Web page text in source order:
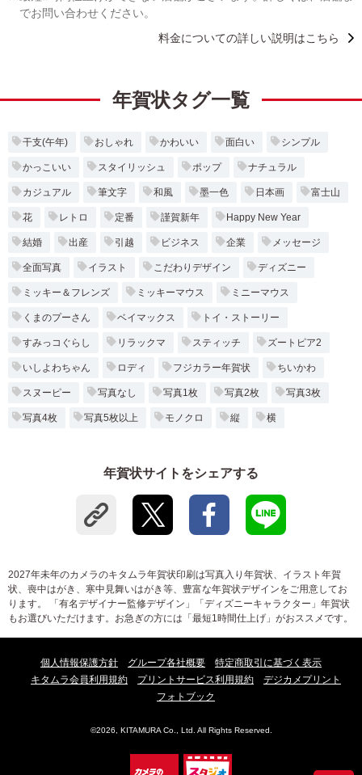
でお問い合わせください。
料金についての詳しい説明はこちら
年賀状タグ一覧
干支(午年) おしゃれ かわいい 面白い シンプル
かっこいい スタイリッシュ ポップ ナチュラル
カジュアル 筆文字 和風 墨一色 日本画 富士山
花 レトロ 定番 謹賀新年 Happy New Year
結婚 出産 引越 ビジネス 企業 メッセージ
全面写真 イラスト こだわりデザイン ディズニー
ミッキー＆フレンズ ミッキーマウス ミニーマウス
くまのプーさん ベイマックス トイ・ストーリー
すみっコぐらし リラックマ スティッチ ズートピア2
いしよわちゃん ロディ フジカラー年賀状 ちいかわ
スヌーピー 写真なし 写真1枚 写真2枚 写真3枚
写真4枚 写真5枚以上 モノクロ 縦 横
年賀状サイトをシェアする
2027年未年のカメラのキタムラ年賀状印刷は写真入り年賀状、イラスト年賀
状、喪中はがき、寒中見舞いはがき等、豊富な年賀状デザインをご用意してお
ります。 「有名デザイナー監修デザイン」「ディズニーキャラクター」年賀状
もお選びいただけます。お急ぎの方には「最短1時間仕上げ」がおススメです。
個人情報保護方針 グループ各社概要
特定商取引に基づく表示
キタムラ会員利用規約
プリントサービス利用規約
デジカメプリント
フォトブック
©2026, KITAMURA Co., Ltd. All Rights Reserved.